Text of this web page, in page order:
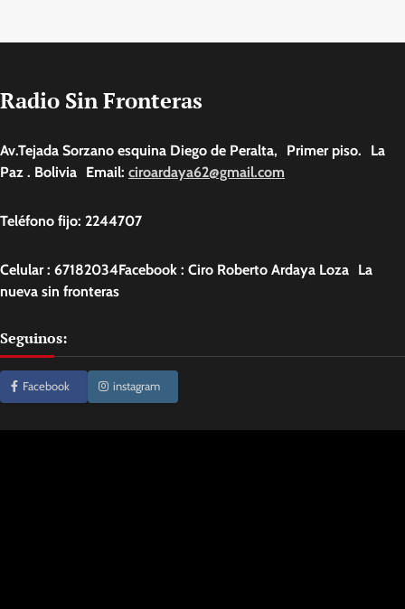
Radio Sin Fronteras
Av.Tejada Sorzano esquina Diego de Peralta, Primer piso. La
Paz . Bolivia Email: ciroardaya62@gmail.com
Teléfono fijo: 2244707
Celular : 67182034Facebook : Ciro Roberto Ardaya Loza La
nueva sin fronteras
Seguinos:
Facebook instagram